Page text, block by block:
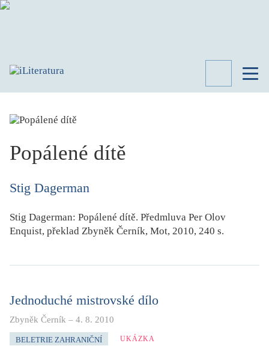
SPISOVATELÉ
KATEGORIE
STUDIE
UKÁZKA
Popálené dítě
Stig Dagerman
Stig Dagerman: Popálené dítě. Předmluva Per Olov
Enquist, překlad Zbyněk Černík, Mot, 2010, 240 s.
Jednoduché mistrovské dílo
Zbyněk Černík – 4. 8. 2010
BELETRIE ZAHRANIČNÍ UKÁZKA